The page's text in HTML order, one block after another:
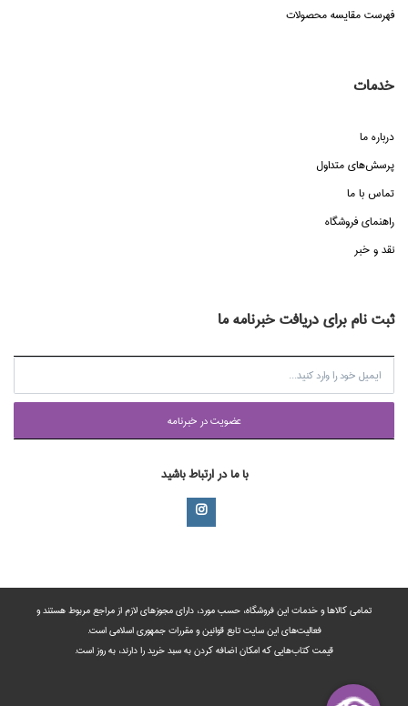
فهرست مقایسه محصولات
خدمات
درباره ما
پرسش‌هاي متداول
تماس با ما
راهنماي فروشگاه
نقد و خبر
ثبت نام برای دریافت خبرنامه ما
عضويت در خبرنامه
با ما در ارتباط باشید
تمامی‌ کالاها و خدمات این فروشگاه، حسب مورد،‌ دارای مجوزهای لازم از مراجع مربوط هستند ‌و‌‌
فعالیت‌های این سایت تابع قوانین و مقررات جمهوری اسلامی است.
قیمت کتاب‌هایی که امکان اضافه کردن به سبد خرید را دارند،‌ به روز است.